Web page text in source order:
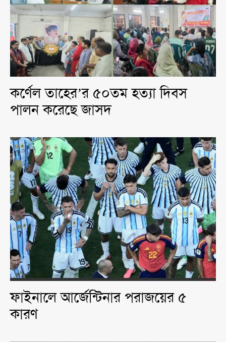
কর্ণেল তাহের’র ৫০তম হত্যা দিবস
পালন করেছে জাসদ
ফাইনালে আর্জেন্টিনার পরাজয়ের ৫
কারণ